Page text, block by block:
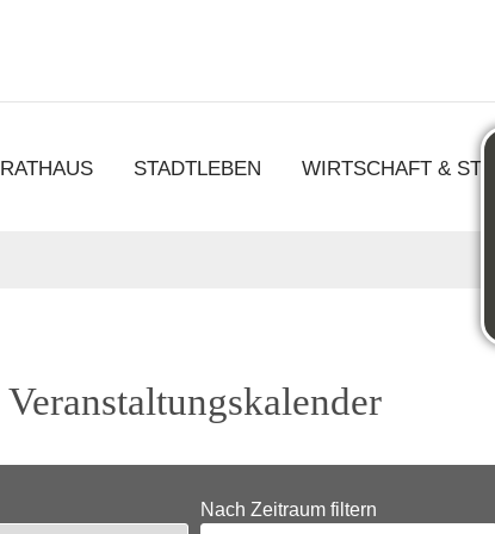
RATHAUS STADTLEBEN WIRTSCHAFT &
Veranstaltungskalender
Nach Zeitraum filtern